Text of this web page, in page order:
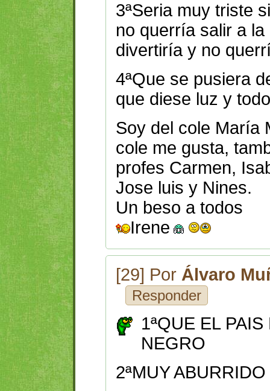
3ªSeria muy triste
no querría salir a
divertiría y no
4ªQue se pusiera
que diese luz y
Soy del cole María
cole me gusta,
profes Carmen,
Jose luis y Nines.
Un beso a todos
Irene
[29] Por Álvaro
Responder
1ªQUE EL
NEGRO
2ªMUY